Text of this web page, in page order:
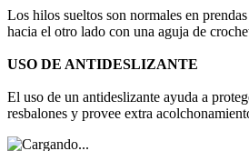
Los hilos sueltos son normales en
hacia el otro lado con una aguja de
USO DE ANTIDESLIZANTE
El uso de un antideslizante ayuda a
resbalones y provee extra